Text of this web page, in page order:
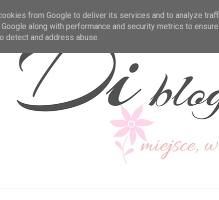
from Google to deliver its services and to analyze
along with performance and security metrics to
detect and address abuse.